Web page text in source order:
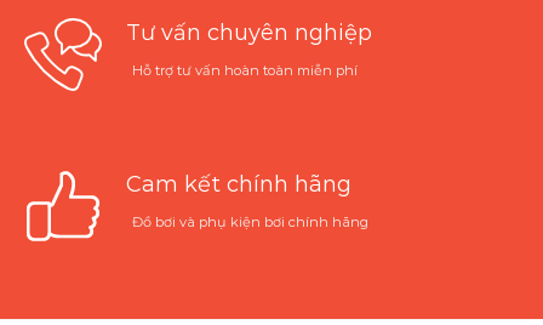
Tư vấn chuyên nghiệp
Hỗ trợ tư vấn hoàn toàn miễn phí
Cam kết chính hãng
Đồ bơi và phụ kiện bơi chính hãng